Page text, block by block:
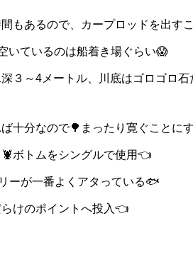
もあるので、カープロッドを出す
いているのは船着き場ぐらい😱
３～4メートル、川底はゴロゴロ
十分なので🌳まったり寛ぐことに
ボトムをシングルで使用👈
ーが一番よくアタっている🐟️
けのポイントへ投入👈